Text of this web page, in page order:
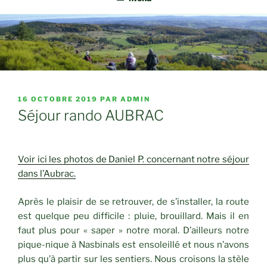
PUBLIÉ
LE
16 OCTOBRE 2019 PAR ADMIN
Séjour rando AUBRAC
Voir ici les photos de Daniel P. concernant notre séjour
dans l’Aubrac.
Après le plaisir de se retrouver, de s’installer, la route
est quelque peu difficile : pluie, brouillard. Mais il en
faut plus pour « saper » notre moral. D’ailleurs notre
pique-nique à Nasbinals est ensoleillé et nous n’avons
plus qu’à partir sur les sentiers. Nous croisons la stèle